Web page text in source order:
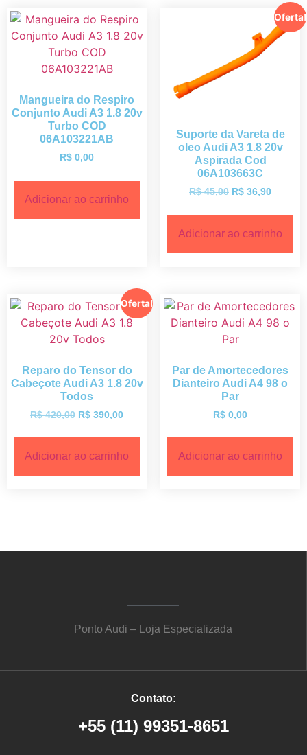
Mangueira do Respiro
Conjunto Audi A3 1.8 20v
Turbo COD
06A103221AB
R$ 0,00
Adicionar ao carrinho
Oferta!
Suporte da Vareta de
oleo Audi A3 1.8 20v
Aspirada Cod
06A103663C
R$45,00 R$ 36,90
Adicionar ao carrinho
Oferta!
Reparo do Tensor do
Cabeçote Audi A3 1.8 20v
Todos
R$420,00 R$ 390,00
Adicionar ao carrinho
Par de Amortecedores
Dianteiro Audi A4 98 o
Par
R$ 0,00
Adicionar ao carrinho
Ponto Audi – Loja Especializada
Contato:
+55 (11) 99351-8651